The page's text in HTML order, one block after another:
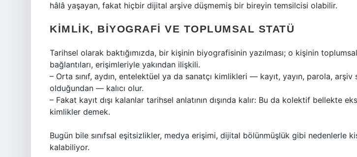
hâlâ yaşayan, fakat hiçbir dijital arşive düşmemiş bir bireyin temsilcisi olabilir.
KIMLIK, BIYOGRAFI VE TOPLUMSAL STATÜ
Tarihsel olarak baktığımızda, bir kişinin biyografisinin yazılması; o kişinin
bağlantıları, erişimleriyle yakından ilişkili.
– Orta sınıf, aydın, entelektüel ya da sanatçı kimlikleri — kayıt, yayın, parola,
olduğundan — kalıcı olur.
– Fakat kayıt dışı kalanlar tarihsel anlatının dışında kalır: Bu da kolektif bellekte
kimlikler demek.
Bugün bile sınıfsal eşitsizlikler, medya erişimi, dijital bölünmüşlük gibi nedenlerle
kalabiliyor.